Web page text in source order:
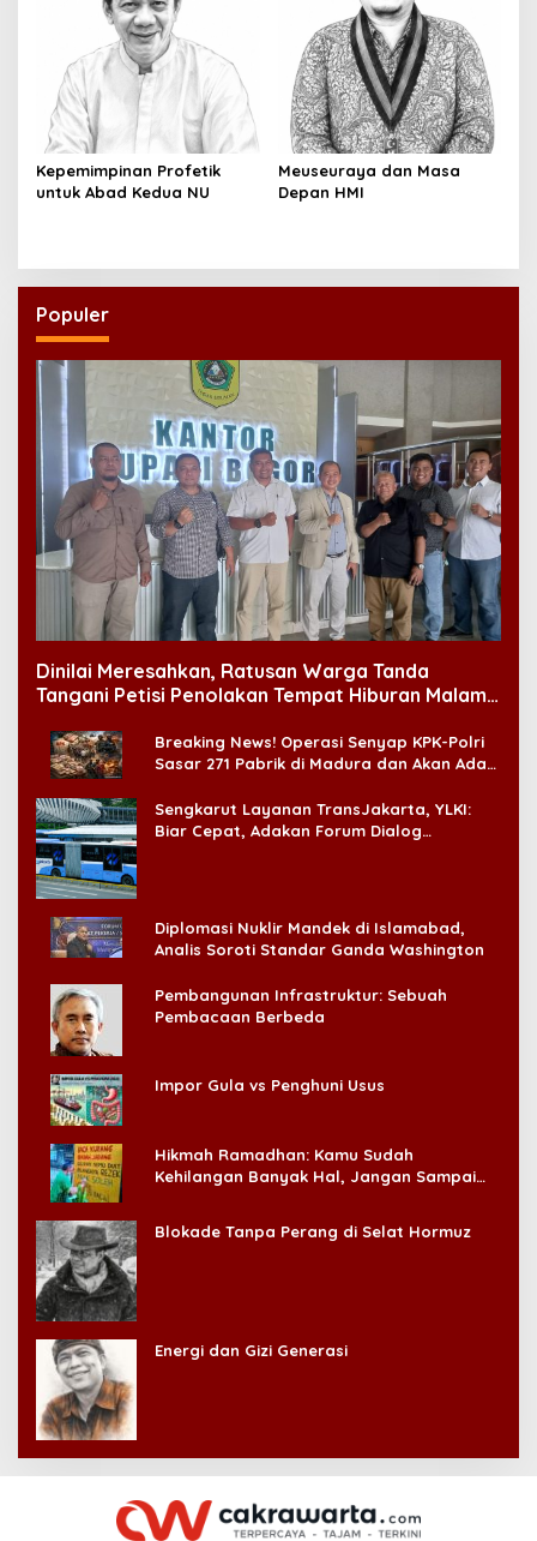
Kepemimpinan Profetik
untuk Abad Kedua NU
Meuseuraya dan Masa
Depan HMI
Populer
Dinilai Meresahkan, Ratusan Warga Tanda
Tangani Petisi Penolakan Tempat Hiburan Malam
Breaking News! Operasi Senyap KPK-Polri
Sasar 271 Pabrik di Madura dan Akan Ada
Sengkarut Layanan TransJakarta, YLKI:
Biar Cepat, Adakan Forum Dialog
Diplomasi Nuklir Mandek di Islamabad,
Analis Soroti Standar Ganda Washington
Pembangunan Infrastruktur: Sebuah
Pembacaan Berbeda
Impor Gula vs Penghuni Usus
Hikmah Ramadhan: Kamu Sudah
Kehilangan Banyak Hal, Jangan Sampai
Blokade Tanpa Perang di Selat Hormuz
Energi dan Gizi Generasi